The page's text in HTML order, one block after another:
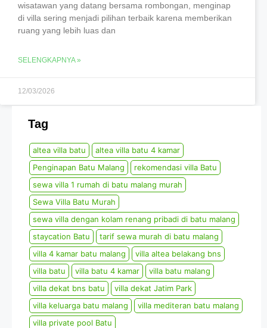
wisatawan yang datang bersama rombongan, menginap
di villa sering menjadi pilihan terbaik karena memberikan
ruang yang lebih luas dan
SELENGKAPNYA »
12/03/2026
Tag
altea villa batu
altea villa batu 4 kamar
Penginapan Batu Malang
rekomendasi villa Batu
sewa villa 1 rumah di batu malang murah
Sewa Villa Batu Murah
sewa villa dengan kolam renang pribadi di batu malang
staycation Batu
tarif sewa murah di batu malang
villa 4 kamar batu malang
villa altea belakang bns
villa batu
villa batu 4 kamar
villa batu malang
villa dekat bns batu
villa dekat Jatim Park
villa keluarga batu malang
villa mediteran batu malang
villa private pool Batu